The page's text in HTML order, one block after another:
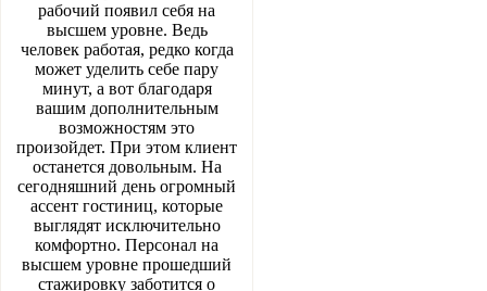
рабочий появил себя на
высшем уровне. Ведь
человек работая, редко когда
может уделить себе пару
минут, а вот благодаря
вашим дополнительным
возможностям это
произойдет. При этом клиент
останется довольным. На
сегодняшний день огромный
ассент гостиниц, которые
выглядят исключительно
комфортно. Персонал на
высшем уровне прошедший
стажировку заботится о